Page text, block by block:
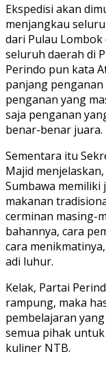
Ekspedisi akan
menjangkau
dari Pulau
seluruh daerah di
Perindo pun kata
panjang
penganan yang
saja penganan
benar-benar juara.
Sementara itu
Majid
Sumbawa memiliki
makanan
cerminan masing-
bahannya, cara
cara
adi luhur.
Kelak, Partai
rampung, maka
pembelajaran
semua pihak
kuliner NTB.